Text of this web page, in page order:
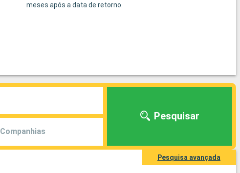
meses após a data de retorno.
Companhias
Pesquisar
Pesquisa avançada